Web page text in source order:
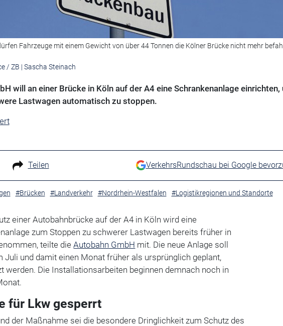
Fahrzeuge mit einem Gewicht von über 44 Tonnen die Kölner Brücke nicht mehr
/ ZB | Sascha Steinach
will an einer Brücke in Köln auf der A4 eine Schrankenanlage einrichten,
Lastwagen automatisch zu stoppen.
Teilen VerkehrsRundschau bei Google
#Brücken #Landverkehr #Nordrhein-Westfalen #Logistikregionen und Standorte
einer Autobahnbrücke auf der A4 in Köln wird eine
zum Stoppen zu schwerer Lastwagen bereits früher in
teilte dieAutobahn GmbH mit. Die neue Anlage soll
Juli und damit einen Monat früher als ursprünglich geplant,
werden. Die Installationsarbeiten beginnen demnach noch in
für Lkw gesperrt
der Maßnahme sei die besondere Dringlichkeit zum Schutz des